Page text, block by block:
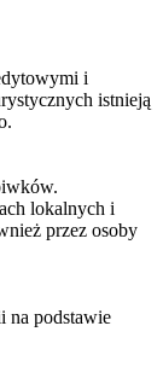
i
istnieją
lokalnych i
przez osoby
na podstawie